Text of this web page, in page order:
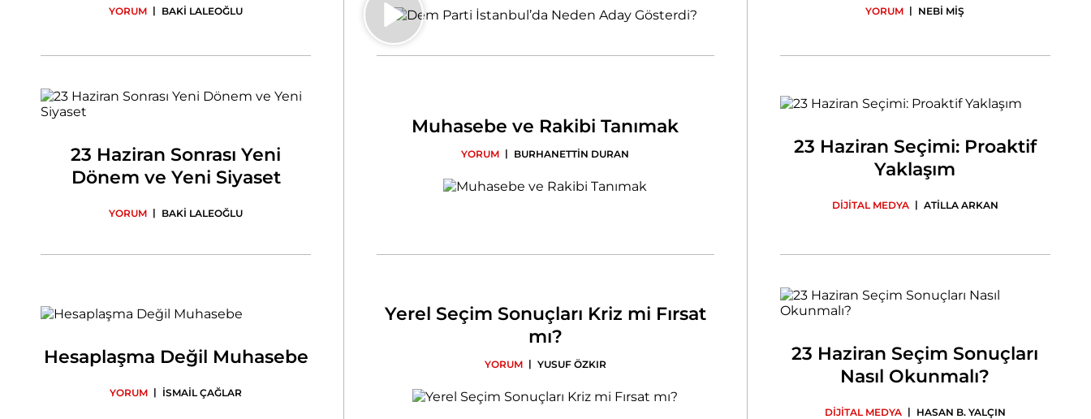
YORUM | BAKİ LALEOĞLU YORUM | NEBİ MİŞ
23 Haziran Sonrası Yeni
Dönem ve Yeni Siyaset
YORUM | BAKİ LALEOĞLU
Muhasebe ve Rakibi Tanımak
YORUM | BURHANETTİN DURAN
23 Haziran Seçimi: Proaktif
Yaklaşım
DİJİTAL MEDYA | ATİLLA ARKAN
Hesaplaşma Değil Muhasebe
YORUM | İSMAİL ÇAĞLAR
Yerel Seçim Sonuçları Kriz mi Fırsat
mı?
YORUM | YUSUF ÖZKIR
23 Haziran Seçim Sonuçları
Nasıl Okunmalı?
DİJİTAL MEDYA | HASAN B. YALÇIN